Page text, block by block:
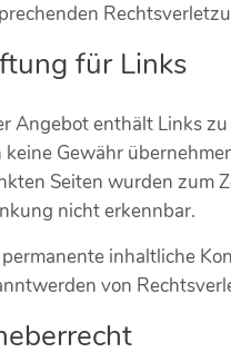
für Links
Angebot enthält Links
keine Gewähr
Seiten wurden zum
nicht erkennbar.
permanente inhaltliche
von